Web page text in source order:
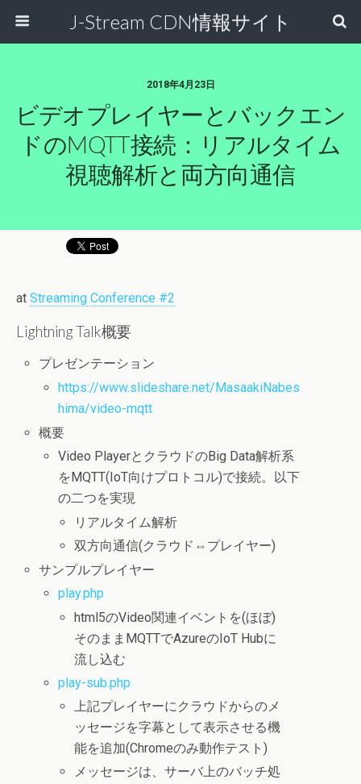
J-Stream CDN情報サイト
2018年4月23日
ビデオプレイヤーとバックエン
ドのMQTT接続：リアルタイム
視聴解析と両方向通信
at Streaming Conference #2
Lightning Talk概要
プレゼンテーション
https://www.slideshare.net/MasaakiNabes
hima/video-mqtt
概要
Video PlayerとクラウドのBig Data解析系
をMQTT(IoT向けプロトコル)で接続。以下
の二つを実現
リアルタイム解析
双方向通信(クラウド⇔プレイヤー)
サンプルプレイヤー
play.php
html5のVideo関連イベントを(ほぼ)
そのままMQTTでAzureのIoT Hubに
流し込む
play-sub.php
上記プレイヤーにクラウドからのメ
ッセージを字幕として表示させる機
能を追加(Chromeのみ動作テスト)
メッセージは、サーバ上のバッチ処